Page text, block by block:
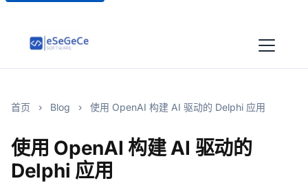
首页 › Blog › 使用 OpenAI 构建 AI 驱动的 Delphi 应用
使用 OpenAI 构建 AI 驱动的
Delphi 应用